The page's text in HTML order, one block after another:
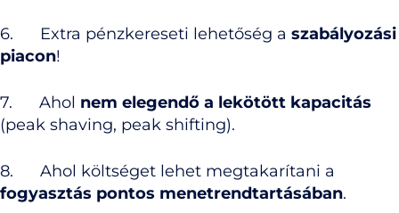
6. Extra pénzkereseti lehetőség a szabályozási
piacon!
7. Ahol nem elegendő a lekötött kapacitás
(peak shaving, peak shifting).
8. Ahol költséget lehet megtakarítani a
fogyasztás pontos menetrendtartásában.